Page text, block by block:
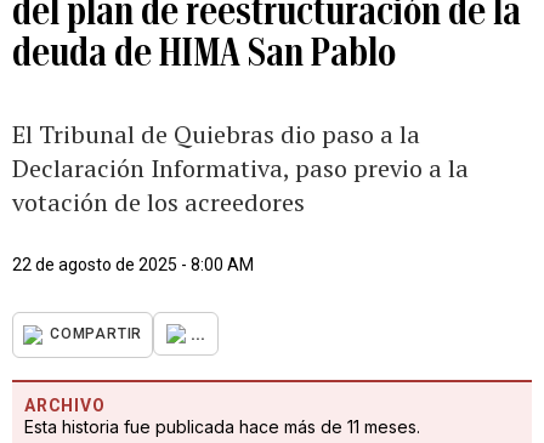
del plan de reestructuración de la
deuda de HIMA San Pablo
El Tribunal de Quiebras dio paso a la
Declaración Informativa, paso previo a la
votación de los acreedores
22 de agosto de 2025 - 8:00 AM
COMPARTIR ...
ARCHIVO
Esta historia fue publicada hace más de 11 meses.